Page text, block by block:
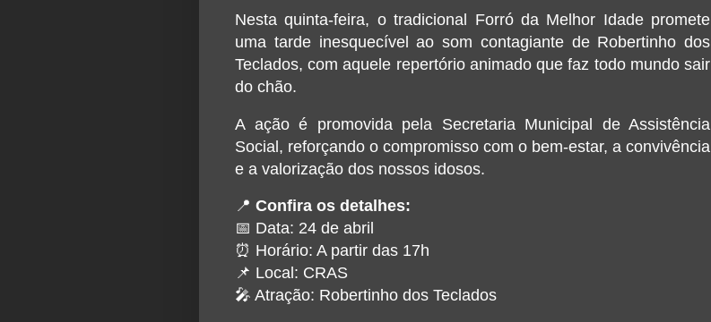
Nesta quinta-feira, o tradicional Forró da Melhor Idade promete
uma tarde inesquecível ao som contagiante de Robertinho dos
Teclados, com aquele repertório animado que faz todo mundo sair
do chão.
A ação é promovida pela Secretaria Municipal de Assistência
Social, reforçando o compromisso com o bem-estar, a convivência
e a valorização dos nossos idosos.
📍 Confira os detalhes:
📅 Data: 24 de abril
⏰ Horário: A partir das 17h
📌 Local: CRAS
🎤 Atração: Robertinho dos Teclados